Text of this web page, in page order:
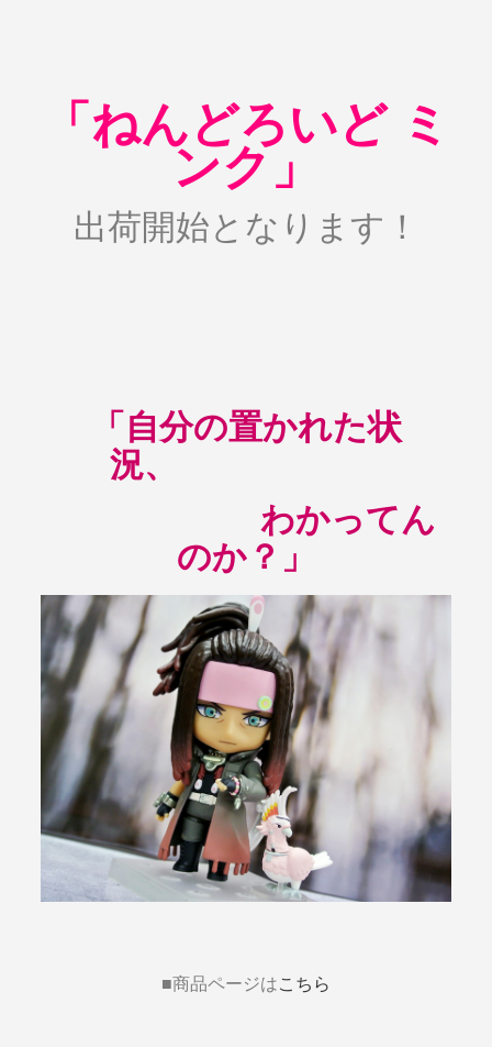
「ねんどろいど ミ
ンク」
出荷開始となります！
「自分の置かれた状
況、
わかってん
のか？」
■商品ページはこちら